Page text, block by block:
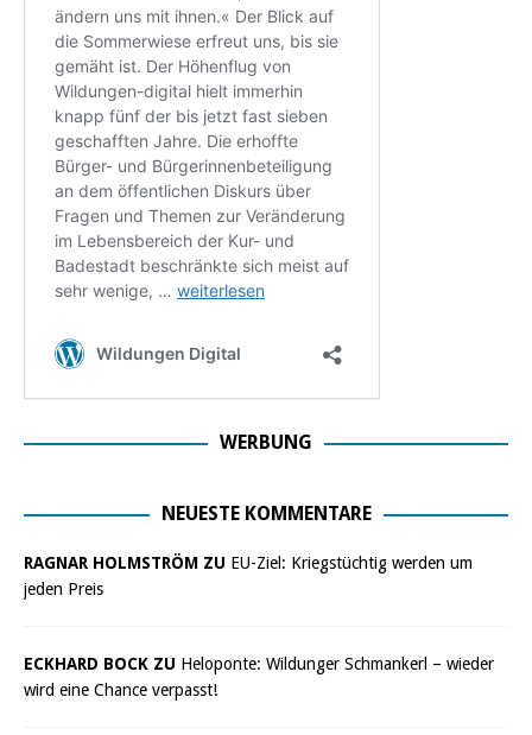
WERBUNG
NEUESTE KOMMENTARE
RAGNAR HOLMSTRÖM ZU EU-Ziel: Kriegstüchtig werden um
jeden Preis
ECKHARD BOCK ZU Heloponte: Wildunger Schmankerl – wieder
wird eine Chance verpasst!